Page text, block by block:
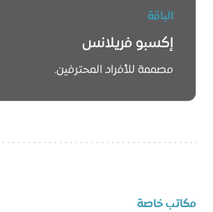
الباقة
إكسبو فريلانس
مصممة للأفراد المحترفين.
مكاتب خاصة